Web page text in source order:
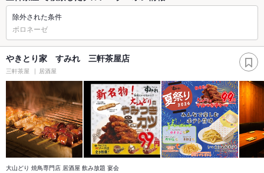
除外された条件
ボロネーゼ
やきとり家 すみれ 三軒茶屋店
三軒茶屋 居酒屋
大山どり 焼鳥専門店 居酒屋 飲み放題 宴会